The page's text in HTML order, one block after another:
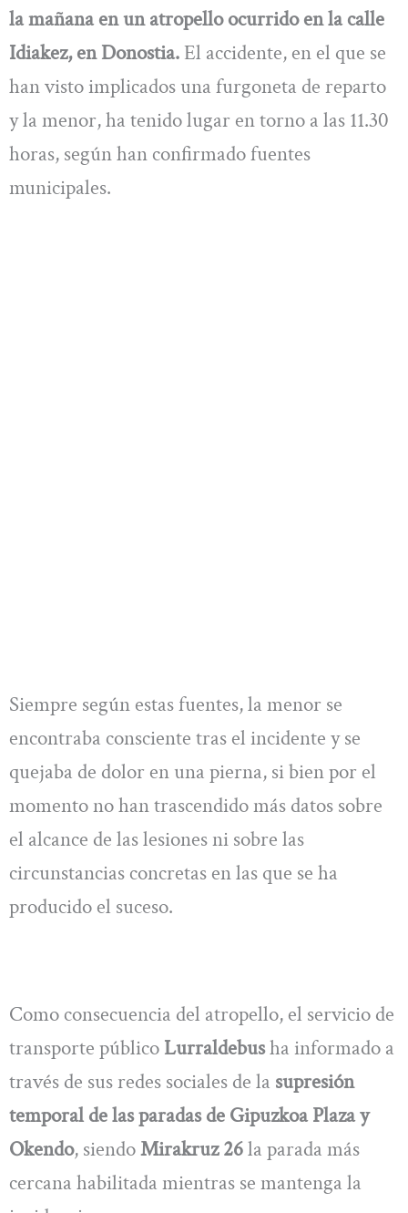
la mañana en un atropello ocurrido en la calle
Idiakez, en Donostia.El accidente, en el que se
han visto implicados una furgoneta de reparto
y la menor, ha tenido lugar en torno a las 11.30
horas, según han confirmado fuentes
municipales.
Siempre según estas fuentes, la menor se
encontraba consciente tras el incidente y se
quejaba de dolor en una pierna, si bien por el
momento no han trascendido más datos sobre
el alcance de las lesiones ni sobre las
circunstancias concretas en las que se ha
producido el suceso.
Como consecuencia del atropello, el servicio de
transporte público Lurraldebusha informado a
través de sus redes sociales de la supresión
temporal de las paradas de Gipuzkoa Plaza y
Okendo, siendoMirakruz 26la parada más
cercana habilitada mientras se mantenga la